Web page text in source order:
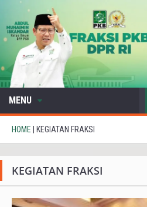
MENU
HOME KEGIATAN FRAKSI
KEGIATAN FRAKSI